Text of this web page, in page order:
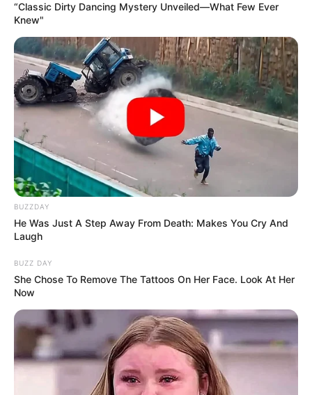
ΑΛΕΞΑΝΔΡΟΣ ΖΕΥΣ Ο
ΑΡΧΗΓΟΣ ΤΩΝ ΕΛ. Ο
ΑΠΟΛΥΤΟΣ ΚΥΡΙΑΡΧΟΣ.
ΕΙΝΑΙ ΕΔΩ, ΕΙΝΑΙ...
ΕΙΜΑΣΤΕ ΣΤΗΝ ΤΕΛΙΚΗ
ΕΥΘΕΙΑ.. ΕΙΝΑΙ ΕΔΩ.. ΕΙΝΑΙ
ΜΑΖΙ ΜΑΣ, ΜΑΣ
ΠΡΟΣΤΑΤΕΥΟΥΝ ΚΑΙ...
ΕΒΡΑΙΟΙ ΚΑΙ ΕΠΑΝΑΣΤΑΣΕΙΣ….
παρατυπίες και
“Classic Dirty Dancing Mystery Unveiled—What Few Ever
Knew"
BUZZDAY
He Was Just A Step Away From Death: Makes You Cry And
Laugh
BUZZ DAY
She Chose To Remove The Tattoos On Her Face. Look At Her
Now